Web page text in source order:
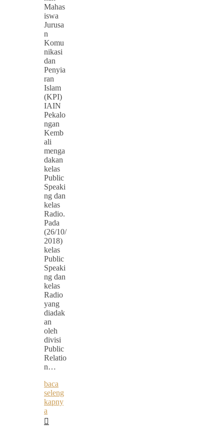
Mahas
iswa
Jurusa
n
Komu
nikasi
dan
Penyia
ran
Islam
(KPI)
IAIN
Pekalo
ngan
Kemb
ali
menga
dakan
kelas
Public
Speaki
ng dan
kelas
Radio.
Pada
(26/10/
2018)
kelas
Public
Speaki
ng dan
kelas
Radio
yang
diadak
an
oleh
divisi
Public
Relatio
n…
baca
seleng
kapny
a